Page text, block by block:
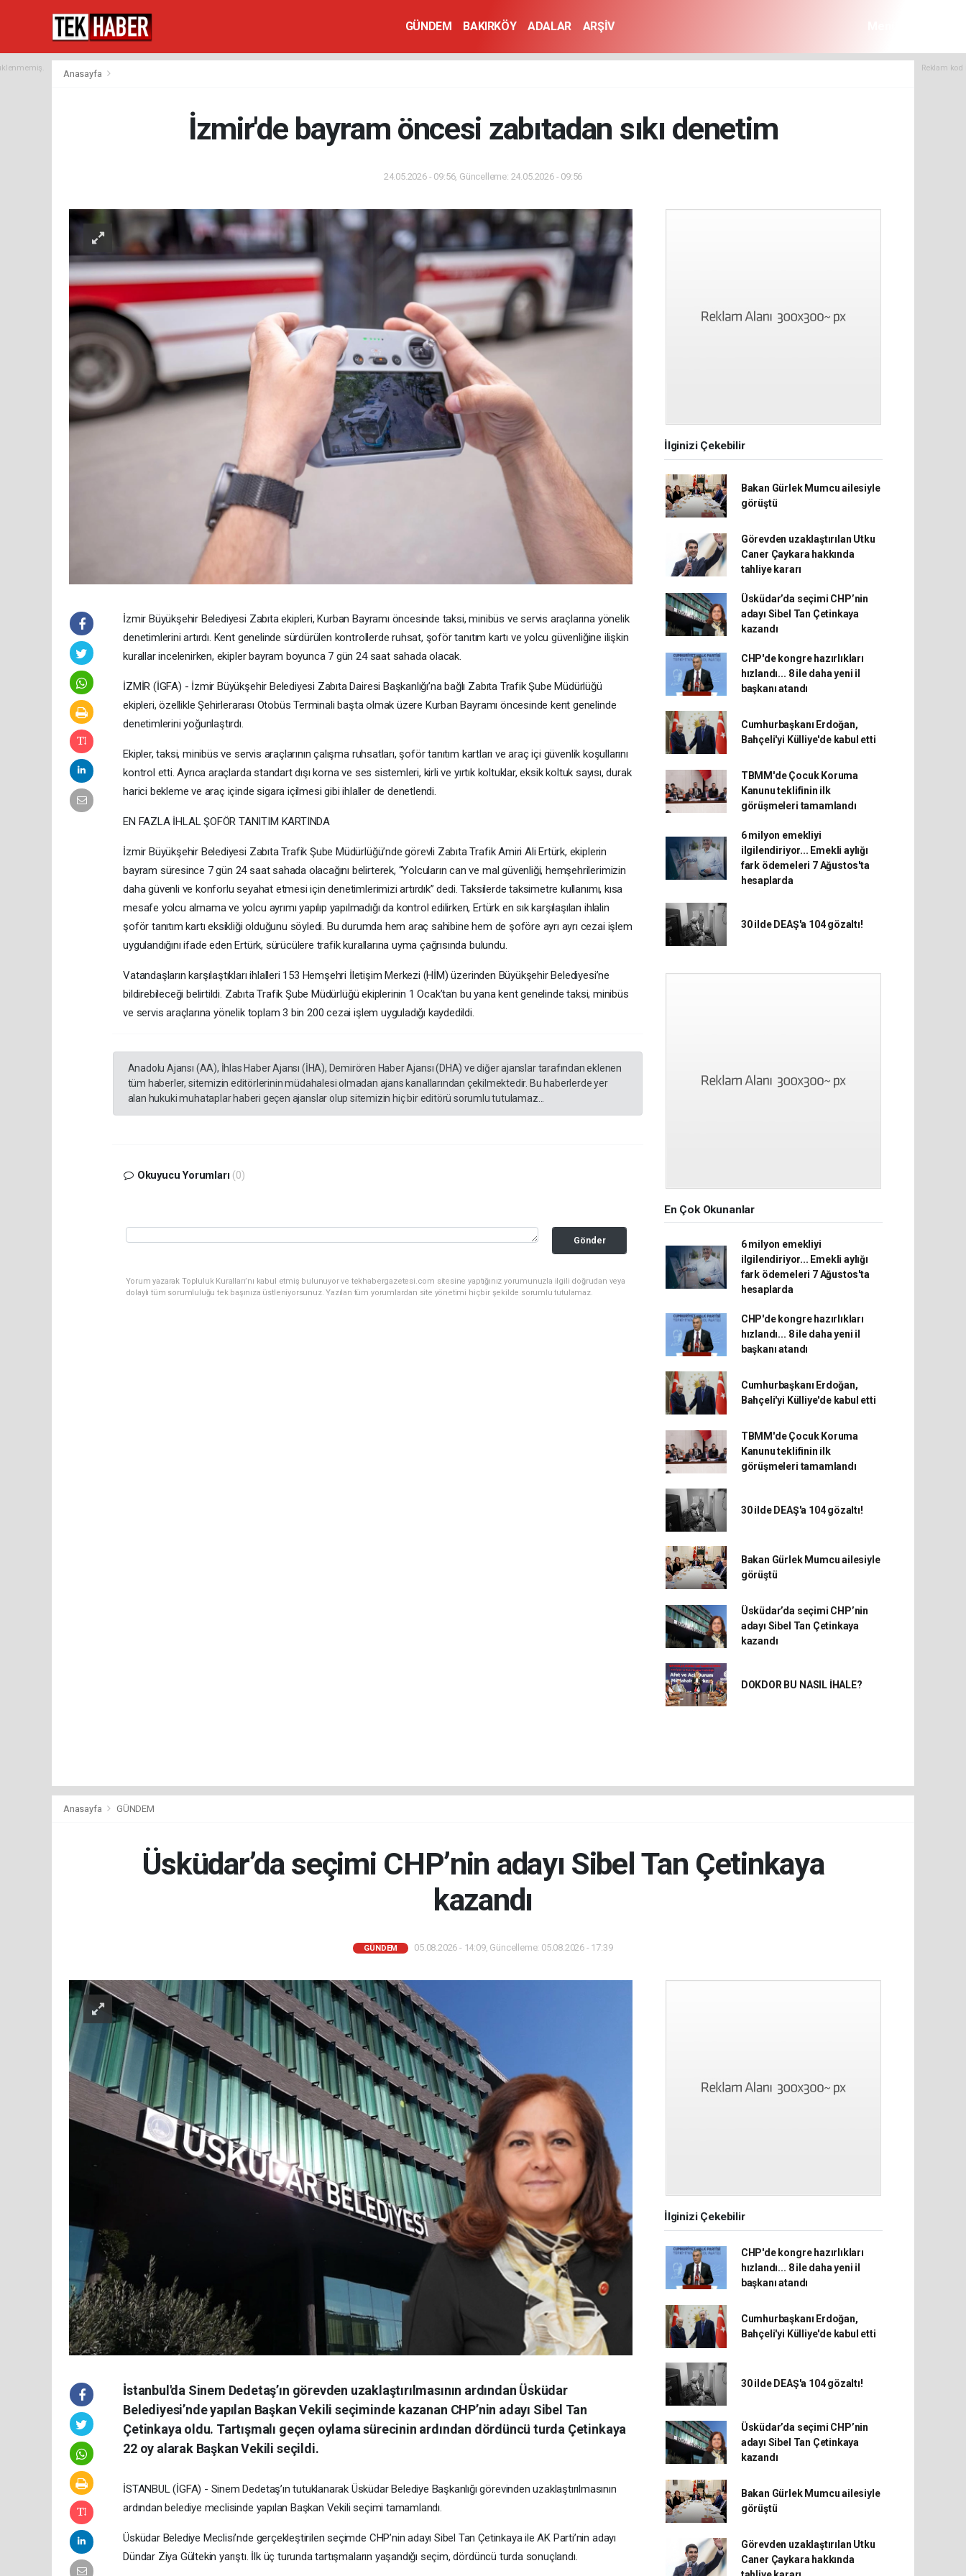
GÜNDEM BAKIRKÖY ADALAR ARŞİV
Reklam
Anasayfa
İzmir'de bayram öncesi zabıtadan sıkı denetim
24.05.2026 - 09:56, Güncelleme: 24.05.2026 - 09:56
İzmir Büyükşehir Belediyesi Zabıta ekipleri, Kurban Bayramı öncesinde taksi, minibüs ve servis araçlarına yönelik
denetimlerini artırdı. Kent genelinde sürdürülen kontrollerde ruhsat, şoför tanıtım kartı ve yolcu güvenliğine ilişkin
kurallar incelenirken, ekipler bayram boyunca 7 gün 24 saat sahada olacak.
İZMİR (İGFA) - İzmir Büyükşehir Belediyesi Zabıta Dairesi Başkanlığı’na bağlı Zabıta Trafik Şube Müdürlüğü
ekipleri, özellikle Şehirlerarası Otobüs Terminali başta olmak üzere Kurban Bayramı öncesinde kent genelinde
denetimlerini yoğunlaştırdı.
Ekipler, taksi, minibüs ve servis araçlarının çalışma ruhsatları, şoför tanıtım kartları ve araç içi güvenlik koşullarını
kontrol etti. Ayrıca araçlarda standart dışı korna ve ses sistemleri, kirli ve yırtık koltuklar, eksik koltuk sayısı, durak
harici bekleme ve araç içinde sigara içilmesi gibi ihlaller de denetlendi.
EN FAZLA İHLAL ŞOFÖR TANITIM KARTINDA
İzmir Büyükşehir Belediyesi Zabıta Trafik Şube Müdürlüğü’nde görevli Zabıta Trafik Amiri Ali Ertürk, ekiplerin
bayram süresince 7 gün 24 saat sahada olacağını belirterek, “Yolcuların can ve mal güvenliği, hemşehrilerimizin
daha güvenli ve konforlu seyahat etmesi için denetimlerimizi artırdık” dedi. Taksilerde taksimetre kullanımı, kısa
mesafe yolcu almama ve yolcu ayrımı yapılıp yapılmadığı da kontrol edilirken, Ertürk en sık karşılaşılan ihlalin
şoför tanıtım kartı eksikliği olduğunu söyledi. Bu durumda hem araç sahibine hem de şoföre ayrı ayrı cezai işlem
uygulandığını ifade eden Ertürk, sürücülere trafik kurallarına uyma çağrısında bulundu.
Vatandaşların karşılaştıkları ihlalleri 153 Hemşehri İletişim Merkezi (HİM) üzerinden Büyükşehir Belediyesi’ne
bildirebileceği belirtildi. Zabıta Trafik Şube Müdürlüğü ekiplerinin 1 Ocak’tan bu yana kent genelinde taksi, minibüs
ve servis araçlarına yönelik toplam 3 bin 200 cezai işlem uyguladığı kaydedildi.
Anadolu Ajansı (AA), İhlas Haber Ajansı (İHA), Demirören Haber Ajansı (DHA) ve diğer ajanslar tarafından eklenen
tüm haberler, sitemizin editörlerinin müdahalesi olmadan ajans kanallarından çekilmektedir. Bu haberlerde yer
alan hukuki muhataplar haberi geçen ajanslar olup sitemizin hiç bir editörü sorumlu tutulamaz...
Okuyucu Yorumları (0)
Gönder
Yorum yazarak Topluluk Kuralları’nı kabul etmiş bulunuyor ve tekhabergazetesi.com sitesine yaptığınız yorumunuzla ilgili doğrudan veya
dolaylı tüm sorumluluğu tek başınıza üstleniyorsunuz. Yazılan tüm yorumlardan site yönetimi hiçbir şekilde sorumlu tutulamaz.
İlginizi Çekebilir
Bakan Gürlek Mumcu ailesiyle
görüştü
Görevden uzaklaştırılan Utku
Caner Çaykara hakkında
tahliye kararı
Üsküdar’da seçimi CHP’nin
adayı Sibel Tan Çetinkaya
kazandı
CHP'de kongre hazırlıkları
hızlandı... 8 ile daha yeni il
başkanı atandı
Cumhurbaşkanı Erdoğan,
Bahçeli'yi Külliye'de kabul etti
TBMM'de Çocuk Koruma
Kanunu teklifinin ilk
görüşmeleri tamamlandı
6 milyon emekliyi
ilgilendiriyor... Emekli aylığı
fark ödemeleri 7 Ağustos'ta
hesaplarda
30 ilde DEAŞ'a 104 gözaltı!
En Çok Okunanlar
6 milyon emekliyi
ilgilendiriyor... Emekli aylığı
fark ödemeleri 7 Ağustos'ta
hesaplarda
CHP'de kongre hazırlıkları
hızlandı... 8 ile daha yeni il
başkanı atandı
Cumhurbaşkanı Erdoğan,
Bahçeli'yi Külliye'de kabul etti
TBMM'de Çocuk Koruma
Kanunu teklifinin ilk
görüşmeleri tamamlandı
30 ilde DEAŞ'a 104 gözaltı!
Bakan Gürlek Mumcu ailesiyle
görüştü
Üsküdar’da seçimi CHP’nin
adayı Sibel Tan Çetinkaya
kazandı
DOKDOR BU NASIL İHALE?
Anasayfa GÜNDEM
Üsküdar’da seçimi CHP’nin adayı Sibel Tan Çetinkaya
kazandı
GÜNDEM 05.08.2026 - 14:09, Güncelleme: 05.08.2026 - 17:39
İstanbul'da Sinem Dedetaş’ın görevden uzaklaştırılmasının ardından Üsküdar
Belediyesi’nde yapılan Başkan Vekili seçiminde kazanan CHP’nin adayı Sibel Tan
Çetinkaya oldu. Tartışmalı geçen oylama sürecinin ardından dördüncü turda Çetinkaya
22 oy alarak Başkan Vekili seçildi.
İSTANBUL (İGFA) - Sinem Dedetaş’ın tutuklanarak Üsküdar Belediye Başkanlığı görevinden uzaklaştırılmasının
ardından belediye meclisinde yapılan Başkan Vekili seçimi tamamlandı.
Üsküdar Belediye Meclisi’nde gerçekleştirilen seçimde CHP’nin adayı Sibel Tan Çetinkaya ile AK Parti’nin adayı
Dündar Ziya Gültekin yarıştı. İlk üç turunda tartışmaların yaşandığı seçim, dördüncü turda sonuçlandı.
İlginizi Çekebilir
CHP'de kongre hazırlıkları
hızlandı... 8 ile daha yeni il
başkanı atandı
Cumhurbaşkanı Erdoğan,
Bahçeli'yi Külliye'de kabul etti
30 ilde DEAŞ'a 104 gözaltı!
Üsküdar’da seçimi CHP’nin
adayı Sibel Tan Çetinkaya
kazandı
Bakan Gürlek Mumcu ailesiyle
görüştü
Görevden uzaklaştırılan Utku
Caner Çaykara hakkında